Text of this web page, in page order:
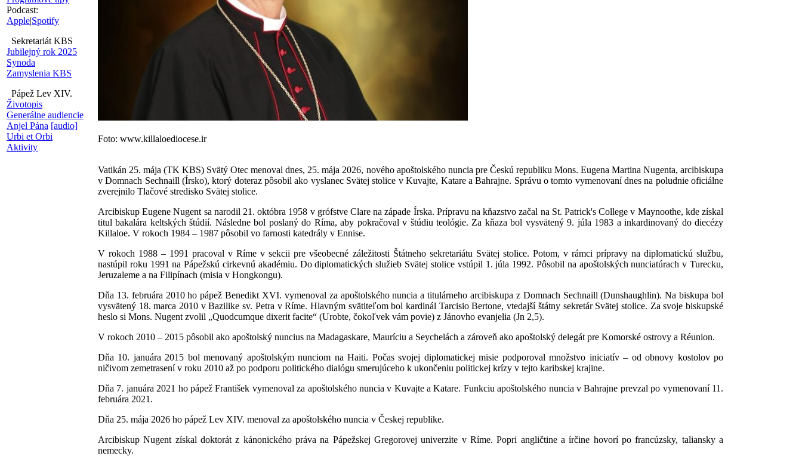
Podcast:
Apple|Spotify
Sekretariát KBS
Jubilejný rok 2025
Synoda
Zamyslenia KBS
Pápež Lev XIV.
Životopis
Generálne audiencie
Anjel Pána [audio]
Urbi et Orbi
Aktivity
Foto: www.killaloediocese.ir
Vatikán 25. mája (TK KBS) Svätý Otec menoval dnes, 25. mája 2026, nového apoštolského nuncia pre Českú republiku Mons. Eugena Martina Nugenta, arcibiskupa
v Domnach Sechnaill (Írsko), ktorý doteraz pôsobil ako vyslanec Svätej stolice v Kuvajte, Katare a Bahrajne. Správu o tomto vymenovaní dnes na poludnie oficiálne
zverejnilo Tlačové stredisko Svätej stolice.
Arcibiskup Eugene Nugent sa narodil 21. októbra 1958 v grófstve Clare na západe Írska. Prípravu na kňazstvo začal na St. Patrick's College v Maynoothe, kde získal
titul bakalára keltských štúdií. Následne bol poslaný do Ríma, aby pokračoval v štúdiu teológie. Za kňaza bol vysvätený 9. júla 1983 a inkardinovaný do diecézy
Killaloe. V rokoch 1984 – 1987 pôsobil vo farnosti katedrály v Ennise.
V rokoch 1988 – 1991 pracoval v Ríme v sekcii pre všeobecné záležitosti Štátneho sekretariátu Svätej stolice. Potom, v rámci prípravy na diplomatickú službu,
nastúpil roku 1991 na Pápežskú cirkevnú akadémiu. Do diplomatických služieb Svätej stolice vstúpil 1. júla 1992. Pôsobil na apoštolských nunciatúrach v Turecku,
Jeruzaleme a na Filipínach (misia v Hongkongu).
Dňa 13. februára 2010 ho pápež Benedikt XVI. vymenoval za apoštolského nuncia a titulárneho arcibiskupa z Domnach Sechnaill (Dunshaughlin). Na biskupa bol
vysvätený 18. marca 2010 v Bazilike sv. Petra v Ríme. Hlavným svätiteľom bol kardinál Tarcisio Bertone, vtedajší štátny sekretár Svätej stolice. Za svoje biskupské
heslo si Mons. Nugent zvolil „Quodcumque dixerit facite“ (Urobte, čokoľvek vám povie) z Jánovho evanjelia (Jn 2,5).
V rokoch 2010 – 2015 pôsobil ako apoštolský nuncius na Madagaskare, Mauríciu a Seychelách a zároveň ako apoštolský delegát pre Komorské ostrovy a Réunion.
Dňa 10. januára 2015 bol menovaný apoštolským nunciom na Haiti. Počas svojej diplomatickej misie podporoval množstvo iniciatív – od obnovy kostolov po
ničivom zemetrasení v roku 2010 až po podporu politického dialógu smerujúceho k ukončeniu politickej krízy v tejto karibskej krajine.
Dňa 7. januára 2021 ho pápež František vymenoval za apoštolského nuncia v Kuvajte a Katare. Funkciu apoštolského nuncia v Bahrajne prevzal po vymenovaní 11.
februára 2021.
Dňa 25. mája 2026 ho pápež Lev XIV. menoval za apoštolského nuncia v Českej republike.
Arcibiskup Nugent získal doktorát z kánonického práva na Pápežskej Gregorovej univerzite v Ríme. Popri angličtine a írčine hovorí po francúzsky, taliansky a
nemecky.